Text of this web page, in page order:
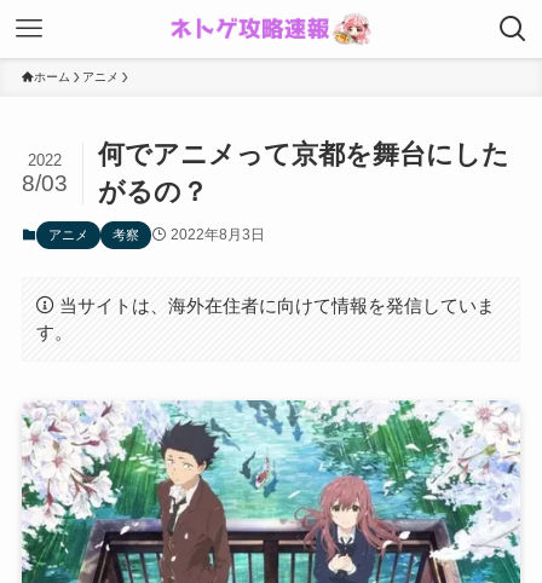
ホーム アニメ
何でアニメって京都を舞台にした
がるの？
2022
8/03
アニメ 考察 2022年8月3日
当サイトは、海外在住者に向けて情報を発信していま
す。